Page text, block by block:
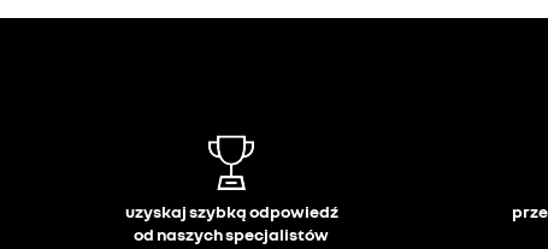
uzyskaj szybką odpowiedź
od naszych specjalistów